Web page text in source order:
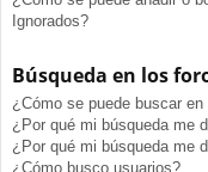
Ignorados?
Búsqueda en los
¿Cómo se puede buscar
¿Por qué mi búsqueda me
¿Por qué mi búsqueda me
¿Cómo busco usuarios?